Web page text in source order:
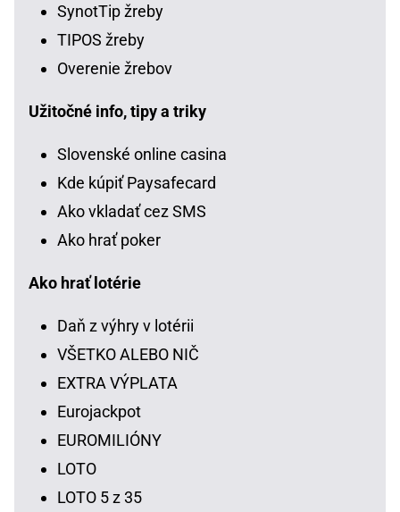
SynotTip žreby
TIPOS žreby
Overenie žrebov
Užitočné info, tipy a triky
Slovenské online casina
Kde kúpiť Paysafecard
Ako vkladať cez SMS
Ako hrať poker
Ako hrať lotérie
Daň z výhry v lotérii
VŠETKO ALEBO NIČ
EXTRA VÝPLATA
Eurojackpot
EUROMILIÓNY
LOTO
LOTO 5 z 35